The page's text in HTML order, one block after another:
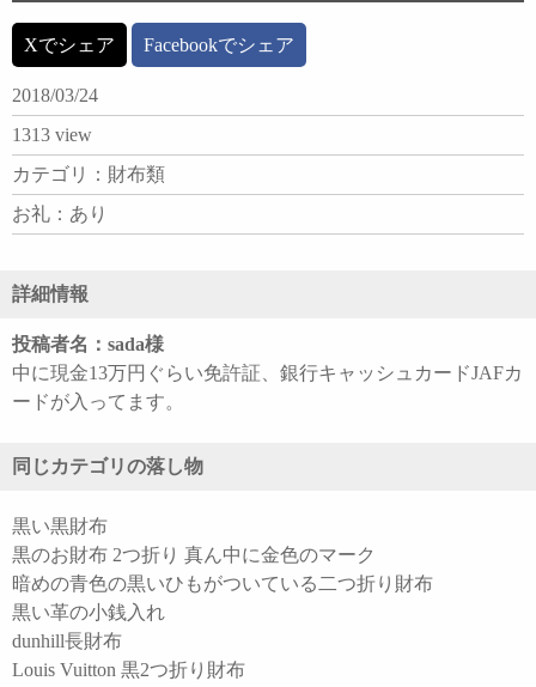
Xでシェア Facebookでシェア
2018/03/24
1313 view
カテゴリ：財布類
お礼：あり
詳細情報
投稿者名：sada様
中に現金13万円ぐらい免許証、銀行キャッシュカードJAFカ
ードが入ってます。
同じカテゴリの落し物
黒い黒財布
黒のお財布 2つ折り 真ん中に金色のマーク
暗めの青色の黒いひもがついている二つ折り財布
黒い革の小銭入れ
dunhill長財布
Louis Vuitton 黒2つ折り財布